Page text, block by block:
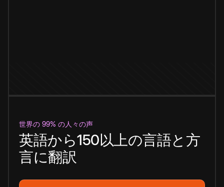
世界の 99% の人々の声
英語から150以上の言語と方
言に翻訳